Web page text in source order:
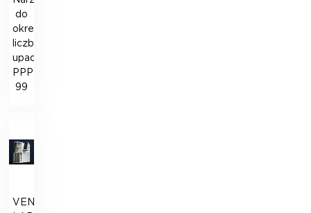
do
określania
liczby
upadków
PPP-
99
VENTA